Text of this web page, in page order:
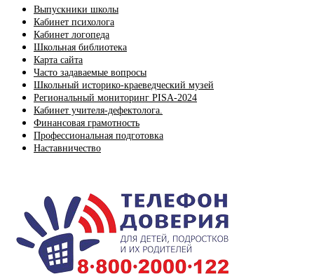
Выпускники школы
Кабинет психолога
Кабинет логопеда
Школьная библиотека
Карта сайта
Часто задаваемые вопросы
Школьный историко-краеведческий музей
Региональный мониторинг PISA-2024
Кабинет учителя-дефектолога.
Финансовая грамотность
Профессиональная подготовка
Наставничество